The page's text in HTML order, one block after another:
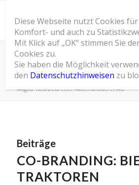
Schlagwortarchiv für: Allgäu.
Aktienbrauerei AG
Allgäu. Kaufbeurener Aktienbrauerei AG
Beiträge
CO-BRANDING:
TRAKTOREN
Diese Webseite nutzt Cookies
Komfort- und auch zu
Mit Klick auf „OK“ stimmen Sie
Cookies zu.
Sie haben die Möglichkeit
den Datenschutzhinweisen zu